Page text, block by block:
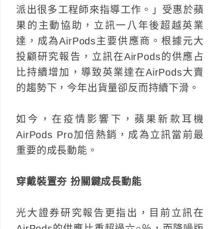
派出很多工程師來指導工作。」受惠於蘋
果的主動協助，立訊一八年後超越英業
達，成為AirPods主要供應商。根據元大
投顧研究報告，立訊在AirPods的供應占
比持續增加，導致英業達在AirPods大賣
的趨勢下，今年出貨量卻反而持續下滑。
如今，在疫情影響下，蘋果新款耳機
AirPods Pro加倍熱銷，成為立訊當前最
重要的成長動能。
穿戴裝置夯 扮關鍵成長動能
光大證券研究報告更指出，目前立訊在